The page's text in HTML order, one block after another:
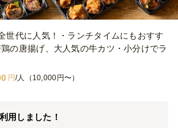
世代に人気！・ランチタイムにもおすす
の唐揚げ、大人気の牛カツ・小分けでラ
円/人（10,000円〜）
用しました！